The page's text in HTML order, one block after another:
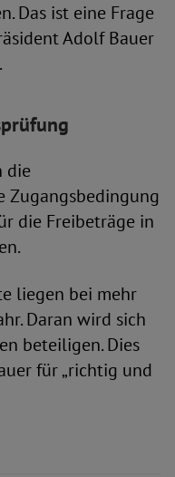
Das ist eine Frage
Adolf Bauer
die
Zugangsbedingung
die Freibeträge in
liegen bei mehr
Daran wird sich
beteiligen. Dies
für „richtig und